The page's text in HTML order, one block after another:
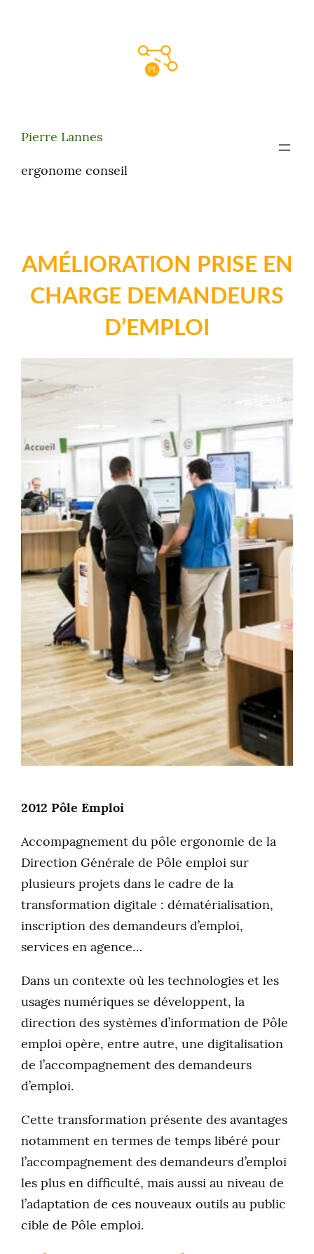
Pierre Lannes
ergonome conseil
AMÉLIORATION PRISE EN
CHARGE DEMANDEURS
D’EMPLOI
2012 Pôle Emploi
Accompagnement du pôle ergonomie de la
Direction Générale de Pôle emploi sur
plusieurs projets dans le cadre de la
transformation digitale : dématérialisation,
inscription des demandeurs d’emploi,
services en agence…
Dans un contexte où les technologies et les
usages numériques se développent, la
direction des systèmes d’information de Pôle
emploi opère, entre autre, une digitalisation
de l’accompagnement des demandeurs
d’emploi.
Cette transformation présente des avantages
notamment en termes de temps libéré pour
l’accompagnement des demandeurs d’emploi
les plus en difficulté, mais aussi au niveau de
l’adaptation de ces nouveaux outils au public
cible de Pôle emploi.